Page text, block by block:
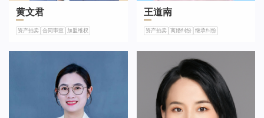
黄文君
资产拍卖 合同审查 加盟维权
王道南
资产拍卖 离婚纠纷 继承纠纷